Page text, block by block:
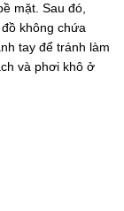
mặt. Sau đó,
không chứa
tay để tránh làm
và phơi khô ở